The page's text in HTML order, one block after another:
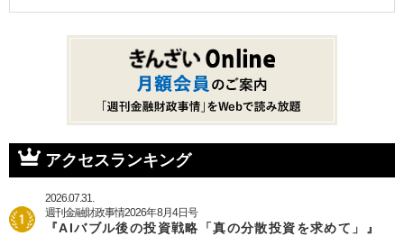
アクセスランキング
2026.07.31.
週刊金融財政事情2026年8月4日号
『AIバブル後の投資戦略「真の分散投資を求めて」』